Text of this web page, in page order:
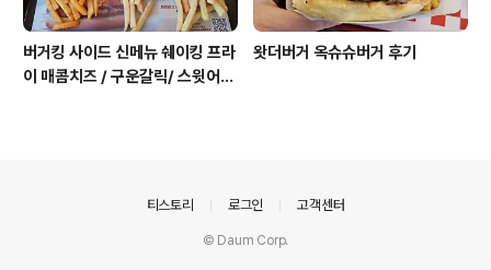
버거킹 사이드 신메뉴 쉐이킹 프라
이 매콤치즈 / 구운갈릭/ 스윗어니
왓더버거 옥슈슈버거 후기
티스토리 로그인 고객센터
© Daum Corp.